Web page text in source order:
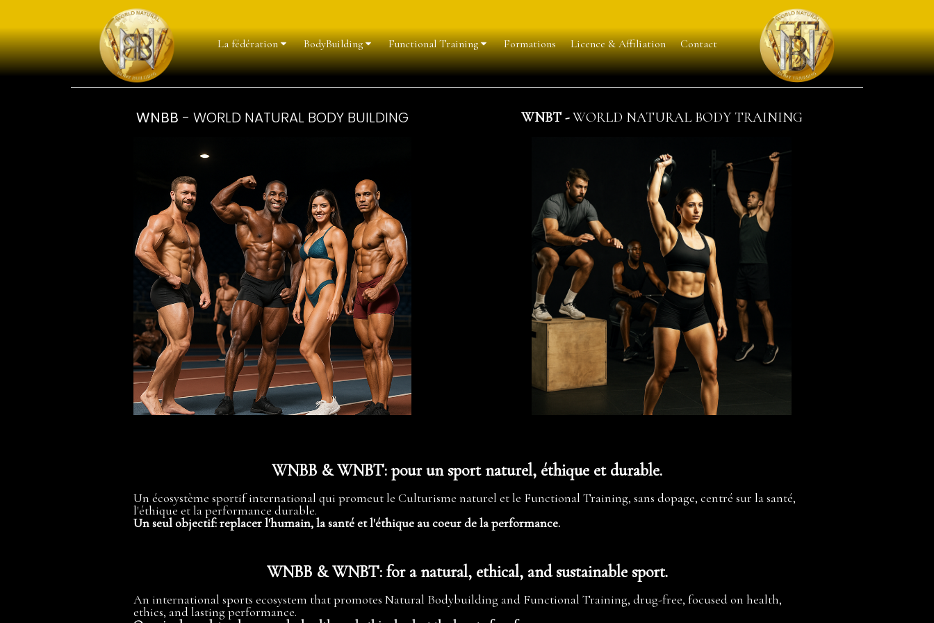
La fédération BodyBuilding Functional Training Formations Licence & Affiliation Contact
WNBB - WORLD NATURAL BODY BUILDING WNBT -WORLD NATURAL BODY TRAINING
WNBB & WNBT: pour un sport naturel, éthique et durable.
Un écosystème sportif international qui promeut le Culturisme naturel et le Functional Training, sans dopage, centré sur la santé,
l'éthique et la performance durable.
Un seul objectif: replacer l'humain, la santé et l'éthique au coeur de la performance.
WNBB & WNBT: for a natural, ethical, and sustainable sport.
An international sports ecosystem that promotes Natural Bodybuilding and Functional Training, drug-free, focused on health,
ethics, and lasting performance.